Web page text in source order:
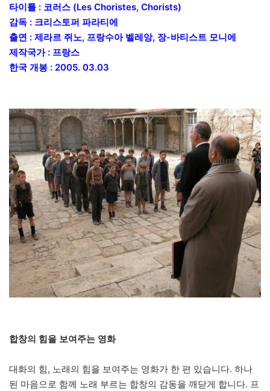
타이틀 : 코러스 (Les Choristes, Chorists)
감독 : 크리스토퍼 파라티에
출연 : 제라르 쥐노, 프랑수아 벨레앙, 장-바티스트 모니에
제작국가 : 프랑스
한국 개봉 : 2005. 03.03
합창의 힘을 보여주는 영화
대화의 힘, 노래의 힘을 보여주는 영화가 한 편 있습니다. 하나
된 마음으로 함께 노래 부르는 합창의 감동을 깨닫게 합니다. 프